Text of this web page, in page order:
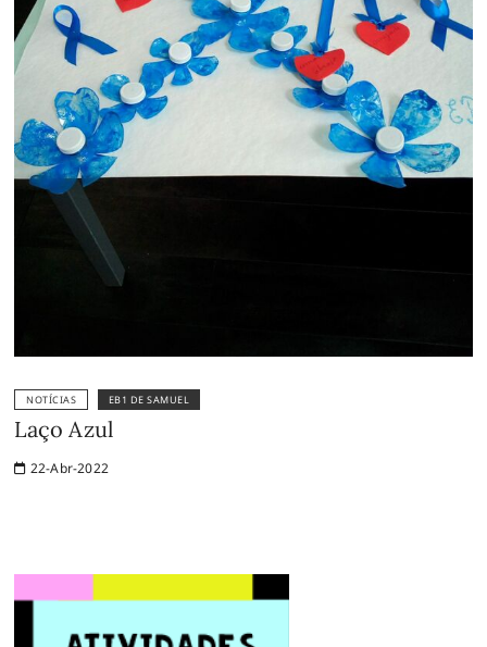
NOTÍCIAS EB1 DE SAMUEL
Laço Azul
22-Abr-2022